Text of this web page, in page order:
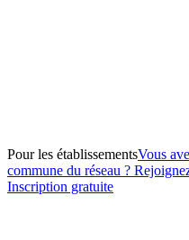
Pour les établissementsVous
commune du réseau ?
Inscription gratuite